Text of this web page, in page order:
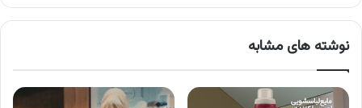
نوشته های مشابه